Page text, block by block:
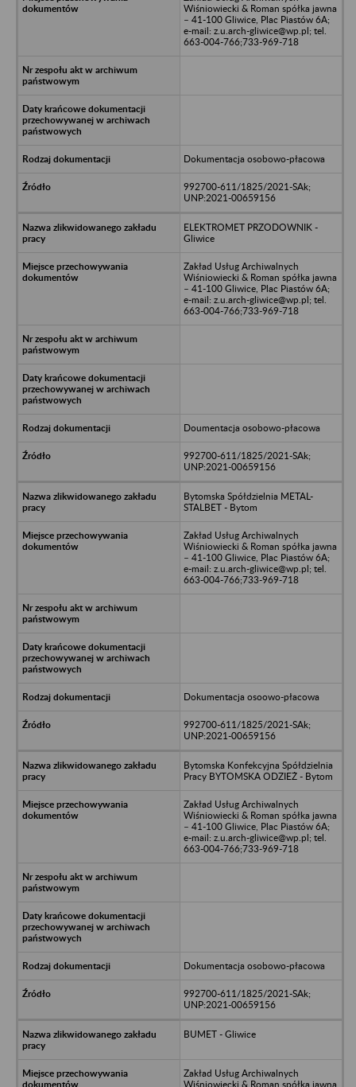
Wiśniowiecki & Roman spółka jawna
– 41-100 Gliwice, Plac Piastów 6A;
e-mail: z.u.arch-gliwice@wp.pl; tel.
663-004-766;733-969-718
Dokumentacja osobowo-płacowa
992700-611/1825/2021-SAk;
UNP:2021-00659156
ELEKTROMET PRZODOWNIK -
Gliwice
Zakład Usług Archiwalnych
Wiśniowiecki & Roman spółka jawna
– 41-100 Gliwice, Plac Piastów 6A;
e-mail: z.u.arch-gliwice@wp.pl; tel.
663-004-766;733-969-718
Doumentacja osobowo-płacowa
992700-611/1825/2021-SAk;
UNP:2021-00659156
Bytomska Spółdzielnia METAL-
STALBET - Bytom
Zakład Usług Archiwalnych
Wiśniowiecki & Roman spółka jawna
– 41-100 Gliwice, Plac Piastów 6A;
e-mail: z.u.arch-gliwice@wp.pl; tel.
663-004-766;733-969-718
Dokumentacja osoowo-płacowa
992700-611/1825/2021-SAk;
UNP:2021-00659156
Bytomska Konfekcyjna Spółdzielnia
Pracy BYTOMSKA ODZIEŻ - Bytom
Zakład Usług Archiwalnych
Wiśniowiecki & Roman spółka jawna
– 41-100 Gliwice, Plac Piastów 6A;
e-mail: z.u.arch-gliwice@wp.pl; tel.
663-004-766;733-969-718
Dokumentacja osobowo-płacowa
992700-611/1825/2021-SAk;
UNP:2021-00659156
BUMET - Gliwice
Zakład Usług Archiwalnych
Wiśniowiecki & Roman spółka jawna